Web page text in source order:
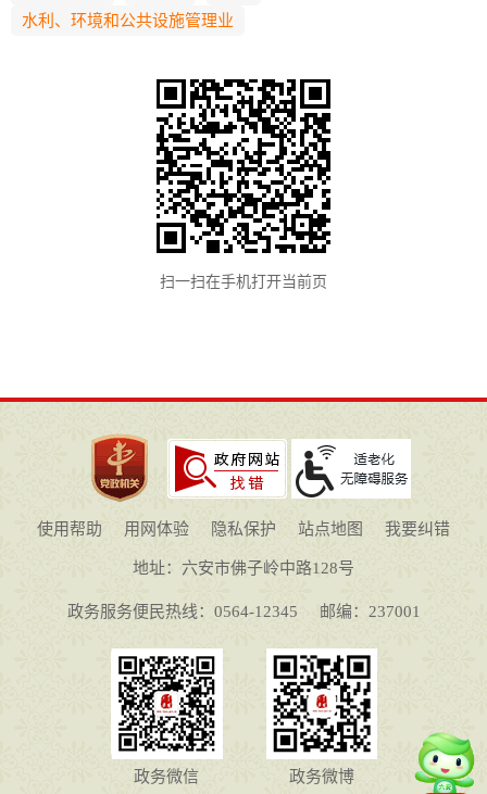
水利、环境和公共设施管理业
扫一扫在手机打开当前页
使用帮助 用网体验 隐私保护 站点地图 我要纠错
地址：六安市佛子岭中路128号
政务服务便民热线：0564-12345 邮编：237001
政务微信 政务微博